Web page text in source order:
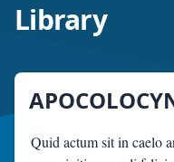
Library
Quid actum sit in caelo